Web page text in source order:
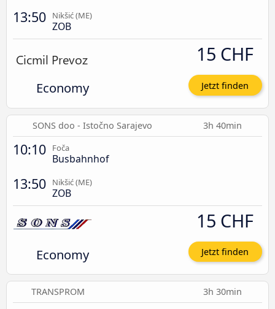
13:50 Nikšić (ME)
ZOB
Economy
15 CHF
Jetzt finden
SONS doo - Istočno Sarajevo 3h 40min
10:10 Foča
Busbahnhof
13:50 Nikšić (ME)
ZOB
Economy
15 CHF
Jetzt finden
TRANSPROM 3h 30min